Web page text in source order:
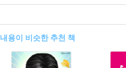
내용이 비슷한 추천 책